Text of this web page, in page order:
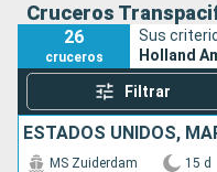
Cruceros
26
cruceros
Sus
Holland
Filtrar
MS Zuiderdam 15 d